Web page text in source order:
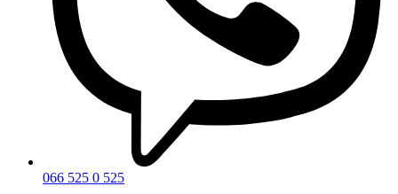
066 525 0 525